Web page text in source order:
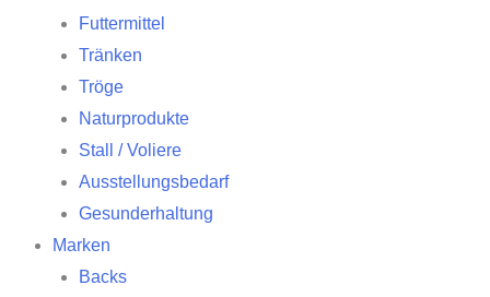
Futtermittel
Tränken
Tröge
Naturprodukte
Stall / Voliere
Ausstellungsbedarf
Gesunderhaltung
Marken
Backs